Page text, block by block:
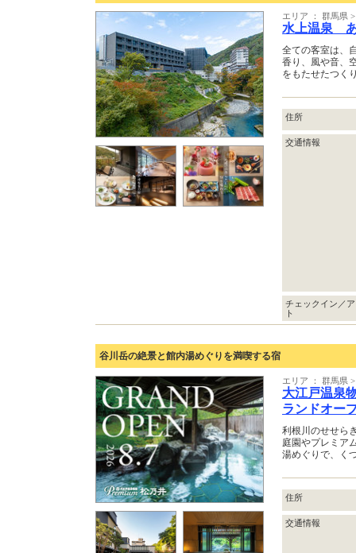
エリア ： 群馬県
水上温泉
全ての客室は、
香り、風や音、
をもたせたつく
住所
交通情報
チェックイン／
ト
谷川岳の絶景と館内湯めぐりを満喫する宿
エリア ： 群馬県
大江戸温泉
ランドオー
利根川のせせら
庭園やプレミア
湯めぐりで、く
住所
交通情報